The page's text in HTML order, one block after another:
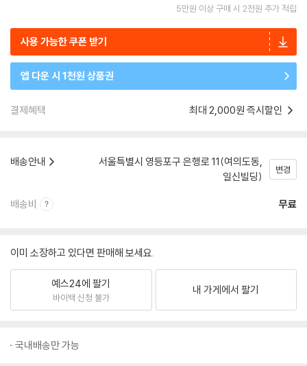
5만원 이상 구매 시 2천원 추가 적립
사용 가능한 쿠폰 받기
앱 다운 시 1천원 상품권
결제혜택 최대 2,000원 즉시할인
배송안내
서울특별시 영등포구 은행로 11(여의도동,
일신빌딩)
변경
배송비 무료
이미 소장하고 있다면 판매해 보세요.
예스24에 팔기
바이백 신청 불가
내 가게에서 팔기
국내배송만 가능